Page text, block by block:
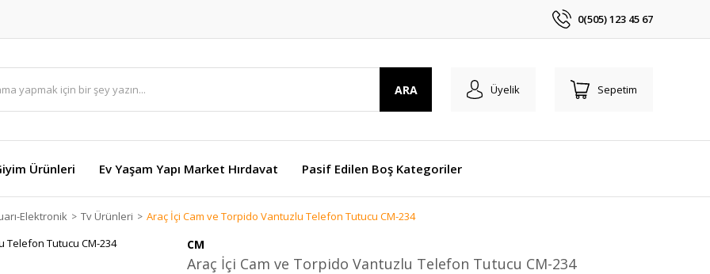
0(505) 123 45 67
ARA Üyelik Sepetim
Ürünleri Ev Yaşam Yapı Market Hırdavat Pasif Edilen Boş Kategoriler
Elektronik Tv Ürünleri Araç İçi Cam ve Torpido Vantuzlu Telefon Tutucu CM-234
CM
Araç İçi Cam ve Torpido Vantuzlu Telefon Tutucu CM-234